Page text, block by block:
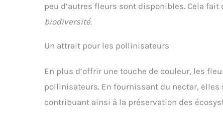
peu d’autres fleurs sont disponibles. Cela
biodiversité.
Un attrait pour les pollinisateurs
En plus d’offrir une touche de couleur, les
pollinisateurs. En fournissant du nectar,
contribuant ainsi à la préservation des